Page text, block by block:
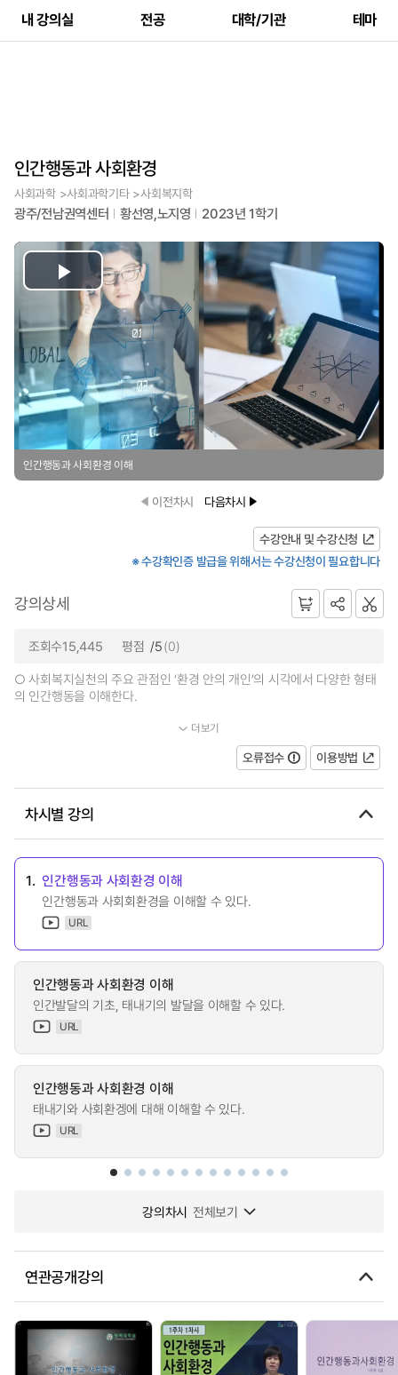
내 강의실 전공 대학/기관 테마
인간행동과 사회환경
사회과학 >사회과학기타 >사회복지학
광주/전남권역센터 황선영,노지영 2023년 1학기
Play
Video
인간행동과 사회환경 이해
이전차시 다음차시
수강안내 및 수강신청
※ 수강확인증 발급을 위해서는 수강신청이 필요합니다
강의상세
조회수15,445 평점 /5(0)
○ 사회복지실천의 주요 관점인 ‘환경 안의 개인’의 시각에서 다양한 형태
의 인간행동을 이해한다.
○ 인간 행동을 설명하는 대표적인 이론의 특징과 주요개념을...
더보기
오류접수 이용방법
차시별 강의
1. 인간행동과 사회환경 이해
인간행동과 사회회환경을 이해할 수 있다.
URL
인간행동과 사회환경 이해
인간발달의 기초, 태내기의 발달을 이해할 수 있다.
URL
인간행동과 사회환경 이해
태내기와 사회환겡에 대해 이해할 수 있다.
URL
강의차시 전체보기
연관공개강의